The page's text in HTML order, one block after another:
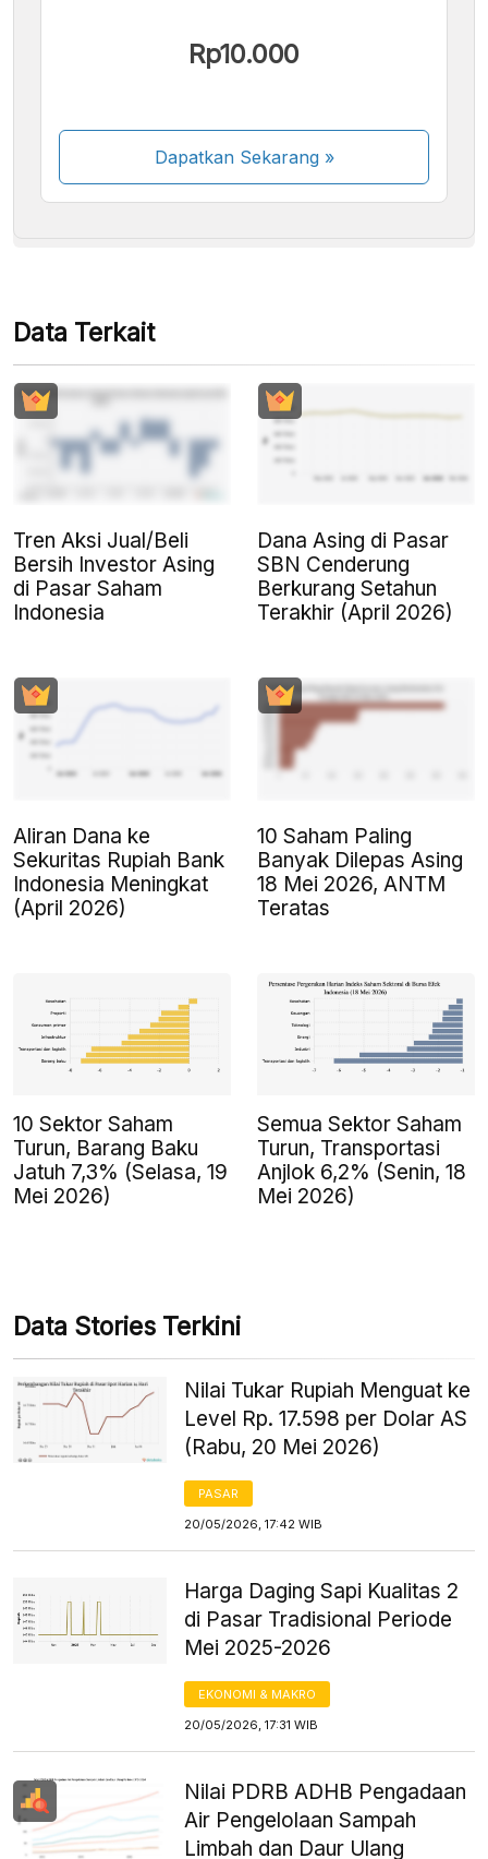
Rp10.000
Dapatkan Sekarang»
Beberapa metode pembayaran masih dalam
Data Terkait
Tren Aksi Jual/Beli
Bersih Investor Asing
di Pasar Saham
Indonesia
Dana Asing di Pasar
SBN Cenderung
Berkurang Setahun
Terakhir (April 2026)
Aliran Dana ke
Sekuritas Rupiah Bank
Indonesia Meningkat
(April 2026)
10 Saham Paling
Banyak Dilepas Asing
18 Mei 2026, ANTM
Teratas
10 Sektor Saham
Turun, Barang Baku
Jatuh 7,3% (Selasa, 19
Mei 2026)
Semua Sektor Saham
Turun, Transportasi
Anjlok 6,2% (Senin, 18
Mei 2026)
Data Stories Terkini
Nilai Tukar Rupiah Menguat ke
Level Rp. 17.598 per Dolar AS
(Rabu, 20 Mei 2026)
PASAR
20/05/2026, 17:42 WIB
Harga Daging Sapi Kualitas 2
di Pasar Tradisional Periode
Mei 2025-2026
EKONOMI & MAKRO
20/05/2026, 17:31 WIB
Nilai PDRB ADHB Pengadaan
Air Pengelolaan Sampah
Limbah dan Daur Ulang